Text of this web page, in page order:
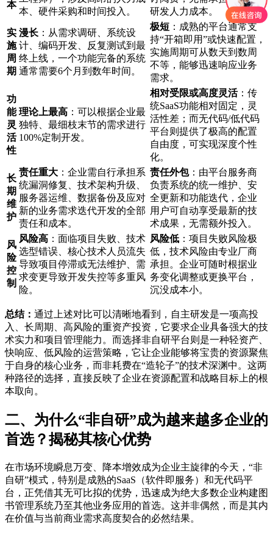
本
本、硬件采购和时间投入。
研发人力成本。
实
施
周
期
漫长 ：从需求调研、系统设
计、编码开发、反复测试到最
终上线，一个功能完备的系统
通常需要6个月到数年时间。
极短 ：成熟的平台通常支
持“开箱即用”或快速配置，
实施周期可从数天到数周
不等，能够迅速响应业务
需求。
功
能
灵
活
性
理论上最高 ：可以根据企业最
独特、最细枝末节的需求进行
100%定制开发。
相对受限或高度灵活：传
统SaaS功能相对固定，灵
活性差；而无代码/低代码
平台则提供了极高的配置
自由度，可实现深度个性
化。
长
期
维
护
责任重大 ：企业需自行承担系
统漏洞修复、技术架构升级、
服务器运维、数据备份及应对
新的业务需求迭代开发的全部
责任和成本。
责任外包：由平台服务商
负责系统的统一维护、安
全更新和功能迭代，企业
用户可自动享受最新的技
术成果，无需额外投入。
风
险
控
制
风险高 ：面临项目失败、技术
选型错误、核心技术人员流失
导致项目停滞或无法维护、需
求变更导致开发失控等多重风
险。
风险低 ：项目失败风险极
低，技术风险由专业厂商
承担。企业可随时根据业
务变化调整或更换平台，
沉没成本小。
总结： 通过上述对比可以清晰地看到，自主研发是一项高投
入、长周期、高风险的重资产投资，它要求企业具备强大的技
术实力和项目管理能力。而选择非自研平台则是一种轻资产、
快响应、低风险的运营策略，它让企业能够将宝贵的资源聚焦
于自身的核心业务，而非耗费在“造轮子”的技术深渊中。这两
种路径的选择，直接反映了企业在资源配置和战略目标上的根
本取向。
二、为什么“非自研”成为越来越多企业的
首选？揭秘其核心优势
在市场环境瞬息万变、降本增效成为企业主旋律的今天，“非
自研”模式，特别是成熟的SaaS（软件即服务）和无代码平
台，正凭借其无可比拟的优势，迅速成为绝大多数企业构建图
书管理系统乃至其他业务应用的首选。这并非偶然，而是其内
在价值与当前商业需求高度契合的必然结果。